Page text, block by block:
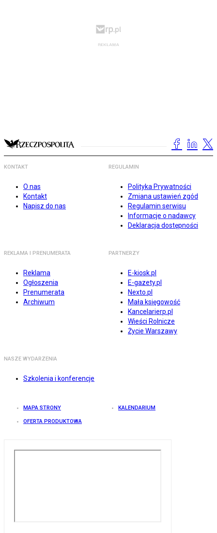
KONTAKT
O nas
Kontakt
Napisz do nas
REGULAMIN
Polityka Prywatności
Zmiana ustawień zgód
Regulamin serwisu
Informacje o nadawcy
Deklaracja dostępności
REKLAMA I PRENUMERATA
Reklama
Ogłoszenia
Prenumerata
Archiwum
PARTNERZY
E-kiosk.pl
E-gazety.pl
Nexto.pl
Mała księgowość
Kancelarierp.pl
Wieści Rolnicze
Życie Warszawy
NASZE WYDARZENIA
Szkolenia i konferencje
MAPA STRONY KALENDARIUM
OFERTA PRODUKTOWA